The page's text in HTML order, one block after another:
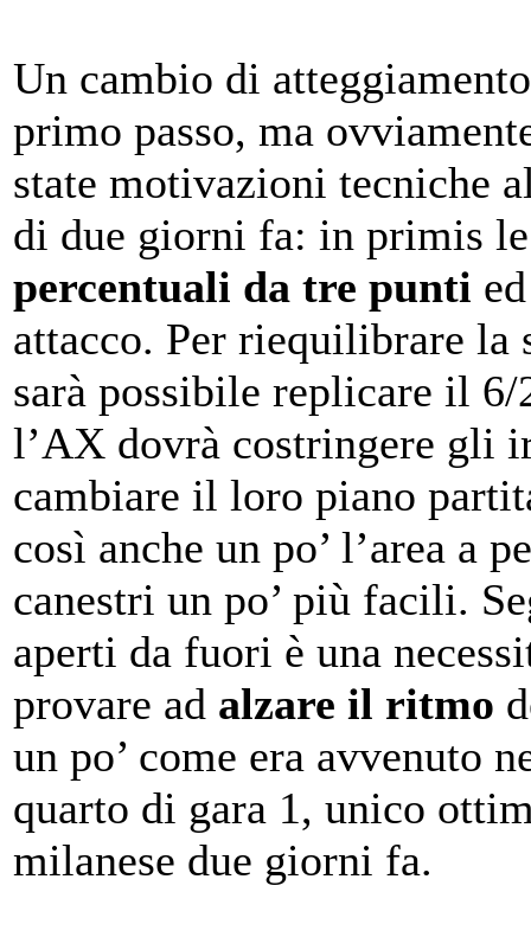
Un cambio di
primo passo, ma
state motivazioni tecniche
di due giorni fa: in primis le
percentuali da tre punti
attacco. Per riequilibrare la
sarà possibile replicare il 6/
l’AX dovrà costringere gli
cambiare il loro piano
così anche un po’ l’area a
canestri un po’ più facili.
aperti da fuori è una
provare ad alzare il ritmo
un po’ come era avvenuto
quarto di gara 1, unico
milanese due giorni fa.